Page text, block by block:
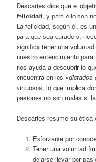
Descartes dice que el
felicidad, y para ello son
La felicidad, según él, es
para que sea duradero,
significa tener una
nuestro entendimiento
nos ayuda a descubrir lo
encuentra en los «dictados
virtuosos, lo que implica
pasiones no son malas si
Descartes resume su ética
Esforzarse por
Tener una voluntad
dejarse llevar por